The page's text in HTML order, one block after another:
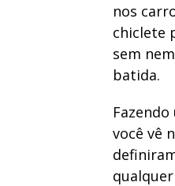
nos
chiclete
sem
batida.
você vê